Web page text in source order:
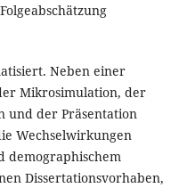
Neben einer
Mikrosimulation, der
und der Präsentation
Wechselwirkungen
demographischem
Dissertationsvorhaben,